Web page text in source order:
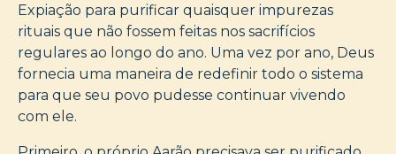
Expiação para purificar quaisquer impurezas
rituais que não fossem feitas nos sacrifícios
regulares ao longo do ano. Uma vez por ano, Deus
fornecia uma maneira de redefinir todo o sistema
para que seu povo pudesse continuar vivendo
com ele.